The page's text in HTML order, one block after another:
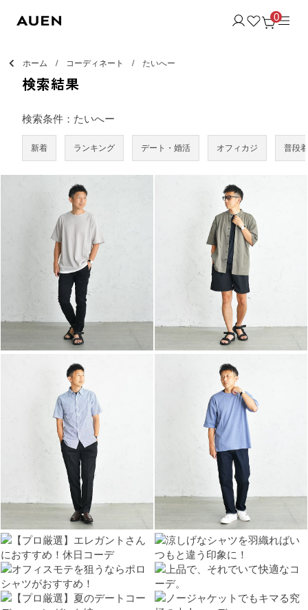
0
ホーム コーディネート たいへー
検索結果
検索条件：たいへー
新着 ランキング デート・婚活 オフィカジ 普段